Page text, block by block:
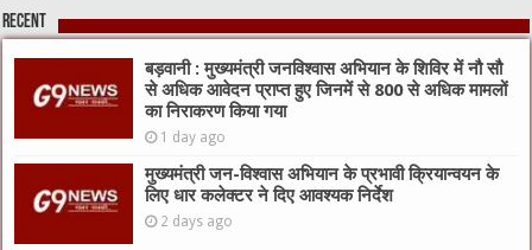
Recent
बड़वानी : मुख्यमंत्री जनविश्वास अभियान के शिविर में नौ सौ
से अधिक आवेदन प्राप्त हुए जिनमें से 800 से अधिक मामलों
का निराकरण किया गया
1 day ago
मुख्यमंत्री जन-विश्वास अभियान के प्रभावी क्रियान्वयन के
लिए धार कलेक्टर ने दिए आवश्यक निर्देश
2 days ago